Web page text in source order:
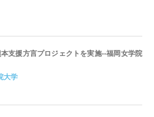
支援方言プロジェクトを実施--福岡女学院
大学